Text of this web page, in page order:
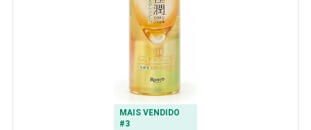
MAIS VENDIDO
#3